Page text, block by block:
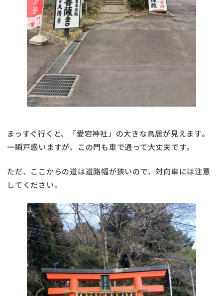
まっすぐ行くと、「愛宕神社」の大きな鳥居が見えます。
一瞬戸惑いますが、この門も車で通って大丈夫です。
ただ、ここからの道は道路幅が狭いので、対向車には注意
してください。